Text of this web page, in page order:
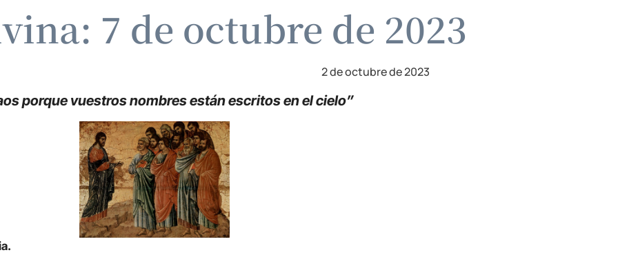
7 de octubre de 2023
2 de octubre de 2023
porque vuestros nombres están escritos en el cielo”